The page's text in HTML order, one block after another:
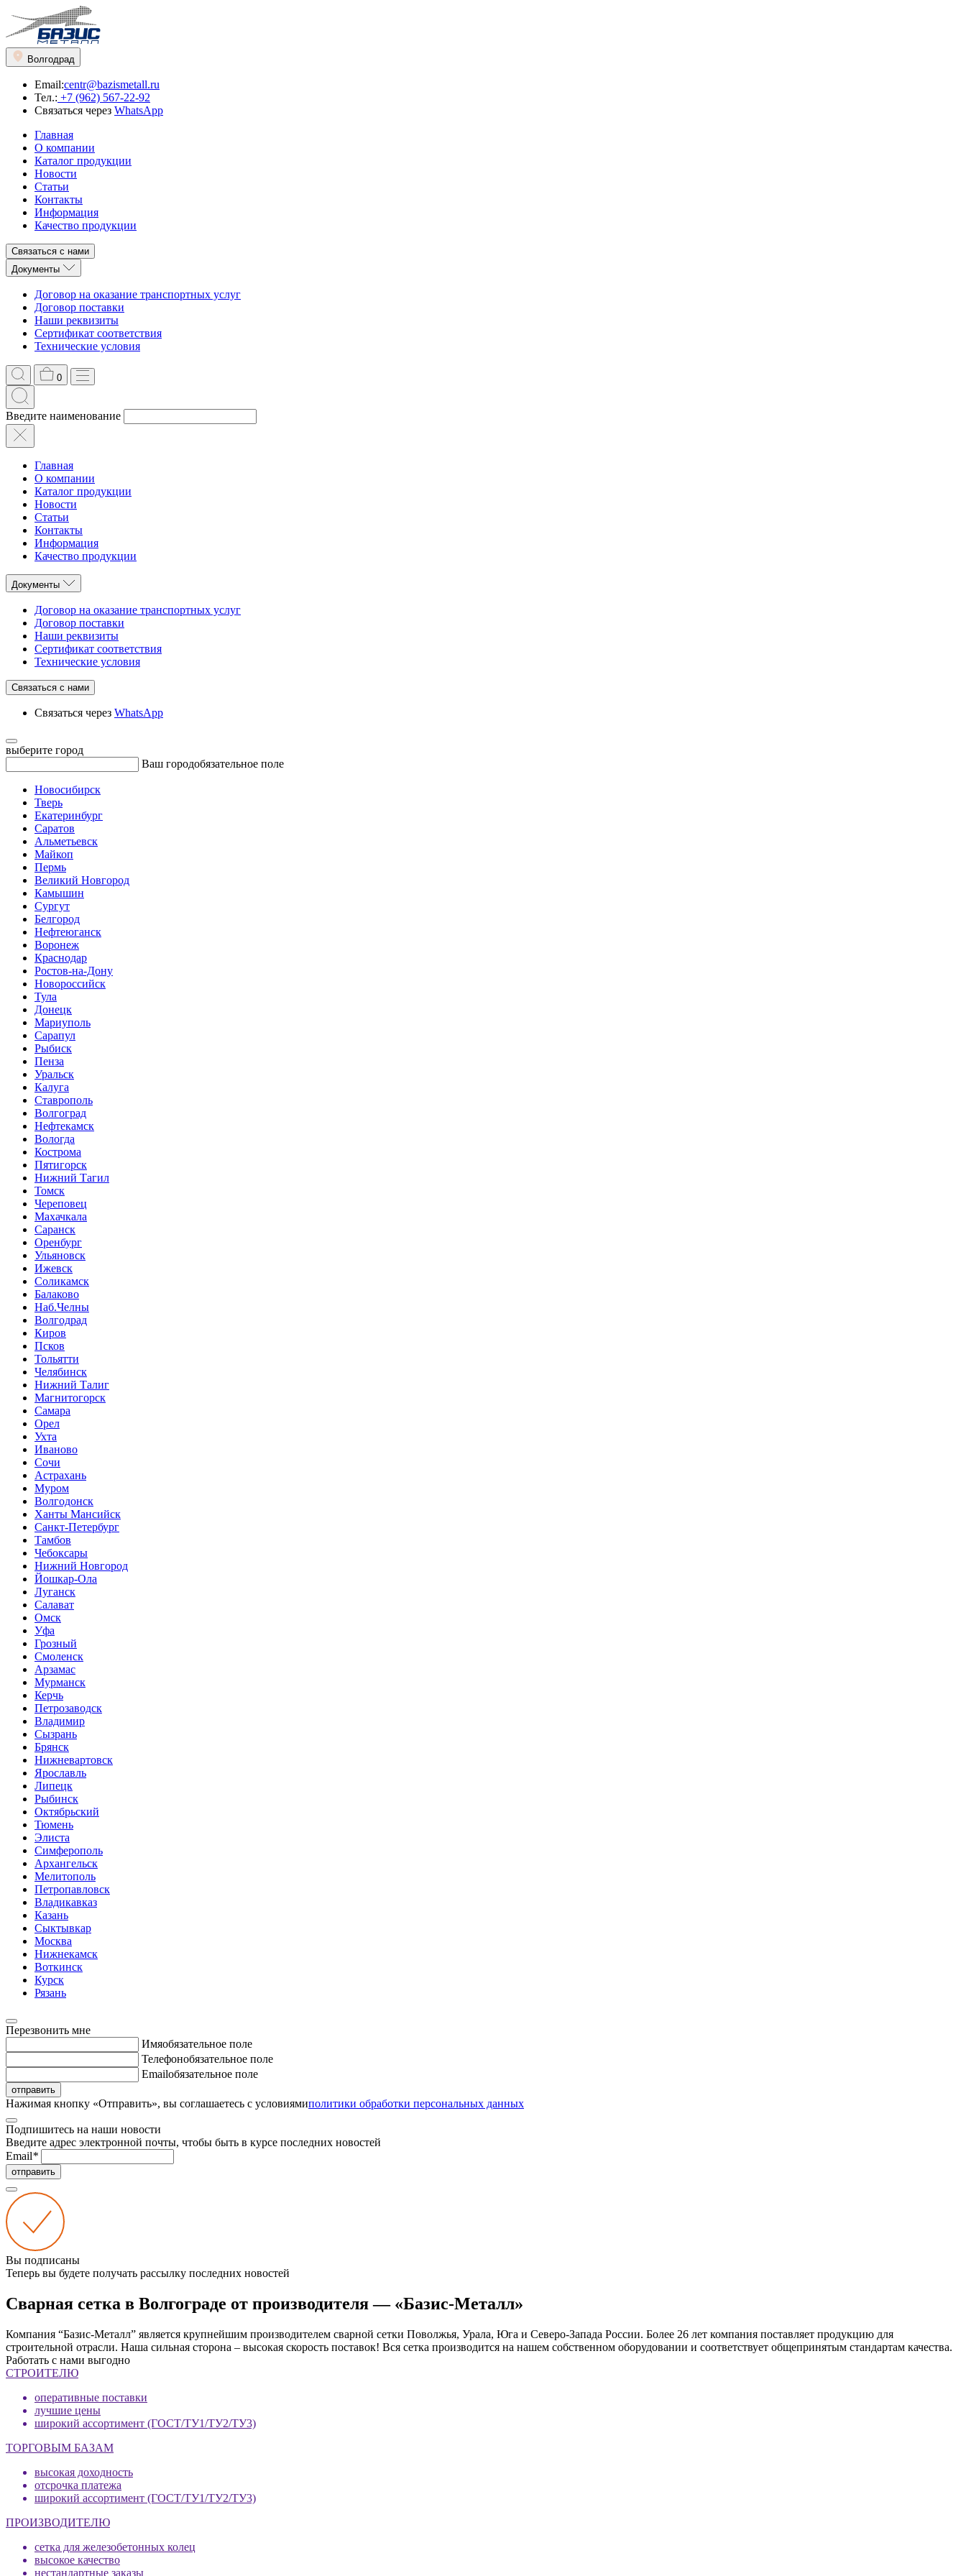
Волгодрад
Email:centr@bazismetall.ru
Тел.: +7 (962) 567-22-92
Связаться через WhatsApp
Главная
О компании
Каталог продукции
Новости
Статьи
Контакты
Информация
Качество продукции
Связаться с нами
Документы
Договор на оказание транспортных услуг
Договор поставки
Наши реквизиты
Сертификат соответствия
Технические условия
0
Введите наименование
Главная
О компании
Каталог продукции
Новости
Статьи
Контакты
Информация
Качество продукции
Документы
Договор на оказание транспортных услуг
Договор поставки
Наши реквизиты
Сертификат соответствия
Технические условия
Связаться с нами
Связаться через WhatsApp
выберите город
Ваш городобязательное поле
Новосибирск
Тверь
Екатеринбург
Саратов
Альметьевск
Майкоп
Пермь
Великий Новгород
Камышин
Сургут
Белгород
Нефтеюганск
Воронеж
Краснодар
Ростов-на-Дону
Новороссийск
Тула
Донецк
Мариуполь
Сарапул
Рыбиск
Пенза
Уральск
Калуга
Ставрополь
Волгоград
Нефтекамск
Вологда
Кострома
Пятигорск
Нижний Тагил
Томск
Череповец
Махачкала
Саранск
Оренбург
Ульяновск
Ижевск
Соликамск
Балаково
Наб.Челны
Волгодрад
Киров
Псков
Тольятти
Челябинск
Нижний Талиг
Магнитогорск
Самара
Орел
Ухта
Иваново
Сочи
Астрахань
Муром
Волгодонск
Ханты Мансийск
Санкт-Петербург
Тамбов
Чебоксары
Нижний Новгород
Йошкар-Ола
Луганск
Салават
Омск
Уфа
Грозный
Смоленск
Арзамас
Мурманск
Керчь
Петрозаводск
Владимир
Сызрань
Брянск
Нижневартовск
Ярославль
Липецк
Рыбинск
Октябрьский
Тюмень
Элиста
Симферополь
Архангельск
Мелитополь
Петропавловск
Владикавказ
Казань
Сыктывкар
Москва
Нижнекамск
Воткинск
Курск
Рязань
Перезвонить мне
Имяобязательное поле
Телефонобязательное поле
Emailобязательное поле
отправить
Нажимая кнопку «Отправить», вы соглашаетесь с условиямиполитики обработки персональных данных
Подпишитесь на наши новости
Введите адрес электронной почты, чтобы быть в курсе последних новостей
Email*
отправить
Вы подписаны
Теперь вы будете получать рассылку последних новостей
Сварная сетка в Волгограде от производителя — «Базис-Металл»
Компания “Базис-Металл” является крупнейшим производителем сварной сетки Поволжья, Урала, Юга и Северо-Запада России. Более 26 лет компания поставляет продукцию для
строительной отрасли. Наша сильная сторона – высокая скорость поставок! Вся сетка производится на нашем собственном оборудовании и соответствует общепринятым стандартам качества.
Работать с нами выгодно
СТРОИТЕЛЮ
оперативные поставки
лучшие цены
широкий ассортимент (ГОСТ/ТУ1/ТУ2/ТУ3)
ТОРГОВЫМ БАЗАМ
высокая доходность
отсрочка платежа
широкий ассортимент (ГОСТ/ТУ1/ТУ2/ТУ3)
ПРОИЗВОДИТЕЛЮ
сетка для железобетонных колец
высокое качество
нестандартные заказы